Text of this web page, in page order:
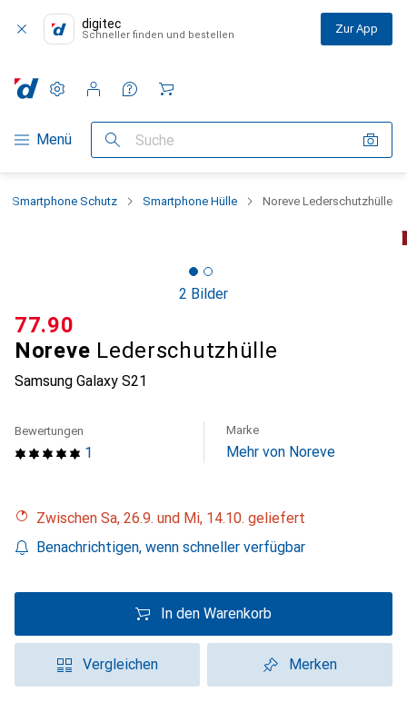
digitec
Schneller finden und bestellen Zur App
Navigation nach Kategorien
Menü Suche
Einstellungen
Kundenkonto
Vergleichslisten
Merklisten
Warenkorb
Smartphone Schutz Smartphone Hülle Noreve Lederschutzhülle
2 Bilder
Noreve Lederschutzhülle
Samsung Galaxy S21
CHF
77.90
1
Bewertungen Marke
Mehr von Noreve
Zwischen Sa, 26.9. und Mi, 14.10. geliefert
Benachrichtigen, wenn schneller verfügbar
In den Warenkorb
Vergleichen Merken